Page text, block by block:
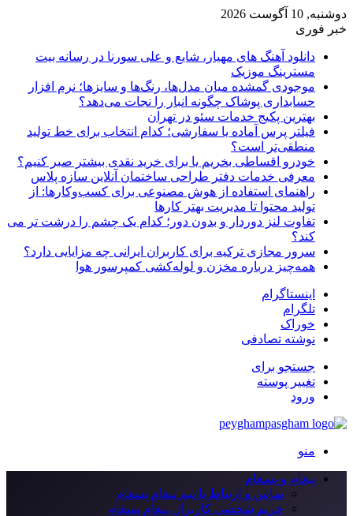
دوشنبه, 10 آگوست 2026
خبر فوری
دانلود آهنگ های مهیار، شایع و علی سورنا در رسانه بیت
مسترینگ موزیک
موجودی گمشده میان مدل‌ها، رنگ‌ها و سایزها؛ نرم افزار
حسابداری پوشاک چگونه انبار را نجات می‌دهد؟
بهترین پکیج خدمات سئو در تهران
فیلتر پرس آماده یا سفارشی؛ کدام انتخاب برای خط تولید
منطقی‌تر است؟
خودرو اقساطی بخریم یا برای خرید نقدی بیشتر صبر کنیم؟
معرفی خدمات دفتر طراحی ساختمان آنلاین سازه پلاس
راهنمای استفاده از هوش مصنوعی برای کسب‌وکارها: از
تولید محتوا تا مدیریت بهتر کارها
تفاوت لنز دوردار و بدون دور؛ کدام یک چشم را درشت تر می
کند؟
سرور مجازی ترکیه برای کاربران ایرانی چه مزایایی دارد؟
همه‌چیز درباره مخزن و لوله‌کشی کمپرسور هوا
اینستاگرام
تلگرام
خوراک
نوشته تصادفی
جستجو برای
تغییر پوسته
ورود
منو
پیغام و پسغام
تماس و ارتباط با تیم پیغام پسغام
حریم شخصی کاربران پیغام پسغام